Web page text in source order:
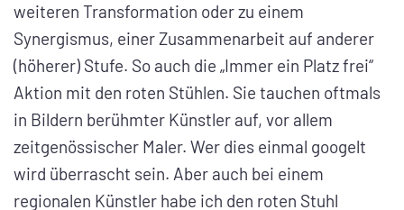
weiteren Transformation oder zu einem
Synergismus, einer Zusammenarbeit auf anderer
(höherer) Stufe. So auch die „Immer ein Platz frei“
Aktion mit den roten Stühlen. Sie tauchen oftmals
in Bildern berühmter Künstler auf, vor allem
zeitgenössischer Maler. Wer dies einmal googelt
wird überrascht sein. Aber auch bei einem
regionalen Künstler habe ich den roten Stuhl